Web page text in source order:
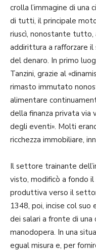
crolla l’immagine di una
di tutti, il principale
riuscì, nonostante tutto,
addirittura a rafforzare
del denaro. In primo
Tanzini, grazie al
rimasto immutato
alimentare
della finanza privata via
degli eventi». Molti
ricchezza immobiliare,
Il settore trainante
visto, modificò a fondo
produttiva verso il
1348, poi, incise col
dei salari a fronte di una
manodopera. In una
egual misura e, per